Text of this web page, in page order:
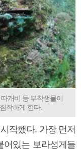
개비 등 부착생물이
작하게 한다.
작했다. 가장 먼저
어있는 보라성게들